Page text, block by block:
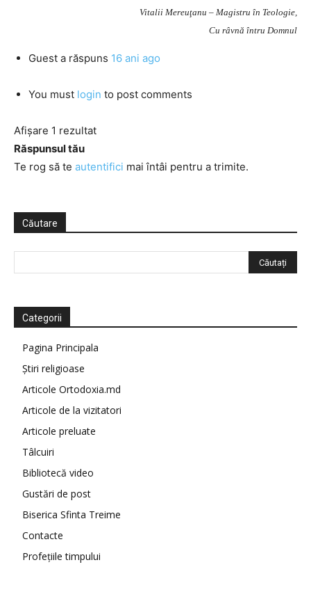
Vitalii Mereuţanu – Magistru în Teologie,
Cu râvnă întru Domnul
Guest a răspuns 16 ani ago
You must login to post comments
Afișare 1 rezultat
Răspunsul tău
Te rog să te autentifici mai întâi pentru a trimite.
Căutare
Categorii
Pagina Principala
Știri religioase
Articole Ortodoxia.md
Articole de la vizitatori
Articole preluate
Tâlcuiri
Bibliotecă video
Gustări de post
Biserica Sfinta Treime
Contacte
Profețiile timpului